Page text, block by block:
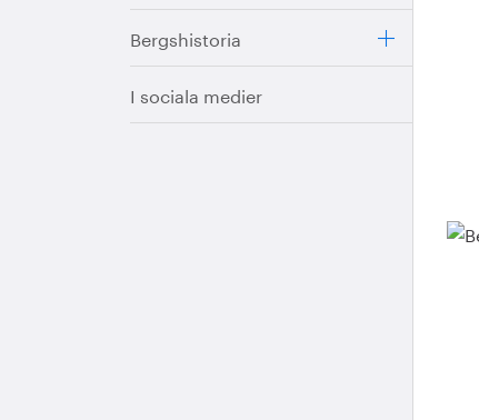
Bergshistoria
I sociala medier